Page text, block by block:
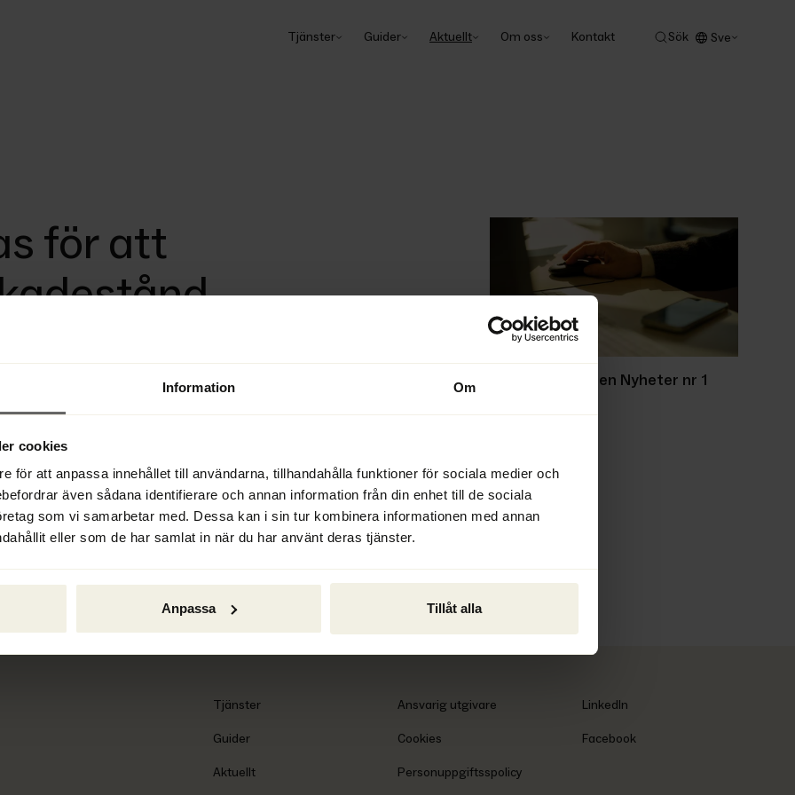
Information Om
cookies
för att anpassa innehållet till användarna, tillhandahålla funktioner för sociala medier och
även sådana identifierare och annan information från din enhet till de sociala
som vi samarbetar med. Dessa kan i sin tur kombinera informationen med annan
eller som de har samlat in när du har använt deras tjänster.
Anpassa Tillåt alla
Tjänster Guider Aktuellt Om oss Kontakt Sök Sve
för att
22 beslutat att ett konkursbo
talan om skadestånd för en
Ackordscentralen Nyheter nr 1
Tjänster
Guider
Aktuellt
Ansvarig utgivare
Cookies
Personuppgiftsspolicy
LinkedIn
Facebook